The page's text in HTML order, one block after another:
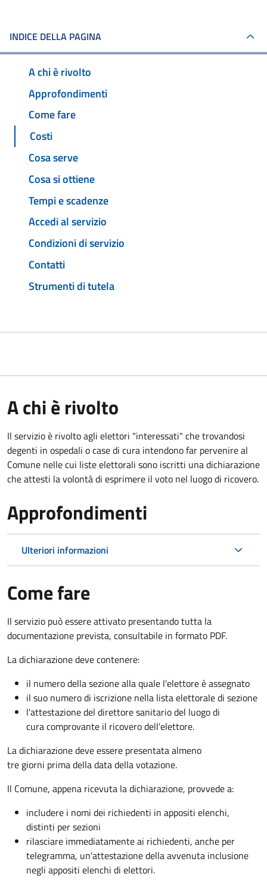
INDICE DELLA PAGINA
A chi è rivolto
Approfondimenti
Come fare
Costi
Cosa serve
Cosa si ottiene
Tempi e scadenze
Accedi al servizio
Condizioni di servizio
Contatti
Strumenti di tutela
A chi è rivolto
Il servizio è rivolto agli elettori "interessati" che trovandosi
degenti in ospedali o case di cura intendono far pervenire al
Comune nelle cui liste elettorali sono iscritti una dichiarazione
che attesti la volontà di esprimere il voto nel luogo di ricovero.
Approfondimenti
Ulteriori informazioni
Come fare
Il servizio può essere attivato presentando tutta la
documentazione prevista, consultabile in formato PDF.
La dichiarazione deve contenere:
il numero della sezione alla quale l'elettore è assegnato
il suo numero di iscrizione nella lista elettorale di sezione
l'attestazione del direttore sanitario del luogo di
cura comprovante il ricovero dell'elettore.
La dichiarazione deve essere presentata almeno
tre giorni prima della data della votazione.
Il Comune, appena ricevuta la dichiarazione, provvede a:
includere i nomi dei richiedenti in appositi elenchi,
distinti per sezioni
rilasciare immediatamente ai richiedenti, anche per
telegramma, un'attestazione della avvenuta inclusione
negli appositi elenchi di elettori.